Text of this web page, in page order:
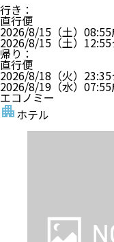
行き ：
直行便
2026/8/15（土） 08:55
2026/8/15（土） 12:55
帰り ：
直行便
2026/8/18（火） 23:35
2026/8/19（水） 07:55
エコノミー
ホテル